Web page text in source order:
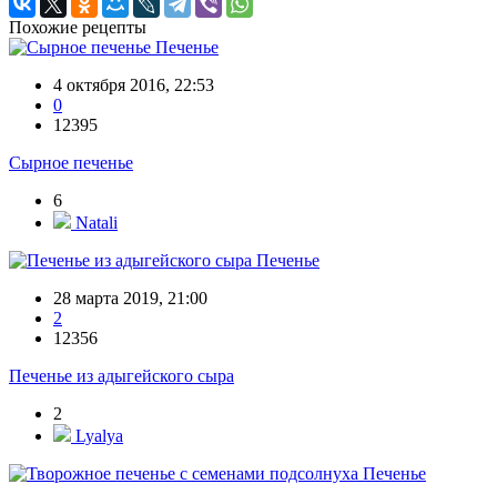
Похожие рецепты
Печенье
4 октября 2016, 22:53
0
12395
Сырное печенье
6
Natali
Печенье
28 марта 2019, 21:00
2
12356
Печенье из адыгейского сыра
2
Lyalya
Печенье